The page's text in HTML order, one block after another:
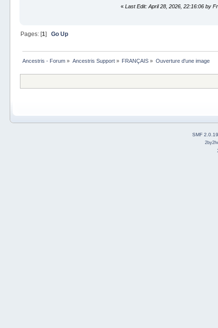
« Last Edit: April 28, 2026, 22:16:06 by
Pages: [1] Go Up
Ancestris - Forum » Ancestris Support» FRANÇAIS » Ouverture d'une image
SMF 2.0.19